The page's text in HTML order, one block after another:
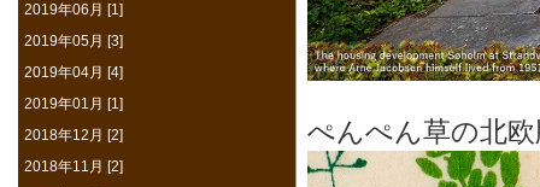
ぺんぺん草の北
2019年06月 [1]
2019年05月 [3]
2019年04月 [4]
2019年01月 [1]
2018年12月 [2]
2018年11月 [2]